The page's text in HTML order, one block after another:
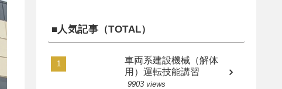
■人気記事（TOTAL）
車両系建設機械（解体
用）運転技能講習
9903 views